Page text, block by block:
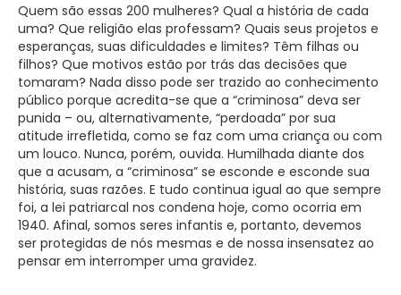
Quem são essas 200 mulheres? Qual a história de cada
uma? Que religião elas professam? Quais seus projetos e
esperanças, suas dificuldades e limites? Têm filhas ou
filhos? Que motivos estão por trás das decisões que
tomaram? Nada disso pode ser trazido ao conhecimento
público porque acredita-se que a “criminosa” deva ser
punida – ou, alternativamente, “perdoada” por sua
atitude irrefletida, como se faz com uma criança ou com
um louco. Nunca, porém, ouvida. Humilhada diante dos
que a acusam, a “criminosa” se esconde e esconde sua
história, suas razões. E tudo continua igual ao que sempre
foi, a lei patriarcal nos condena hoje, como ocorria em
1940. Afinal, somos seres infantis e, portanto, devemos
ser protegidas de nós mesmas e de nossa insensatez ao
pensar em interromper uma gravidez.